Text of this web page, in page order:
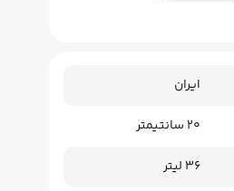
ایران
20 سانتیمتر
36 لیتر